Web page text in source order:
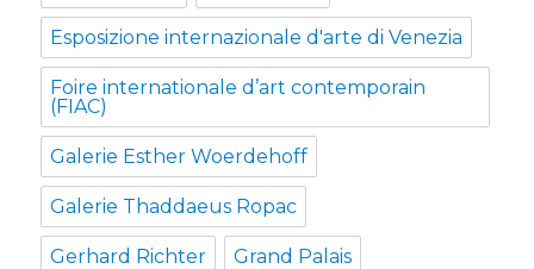
Esposizione internazionale d'arte di Venezia
Foire internationale d’art contemporain
(FIAC)
Galerie Esther Woerdehoff
Galerie Thaddaeus Ropac
Gerhard Richter Grand Palais